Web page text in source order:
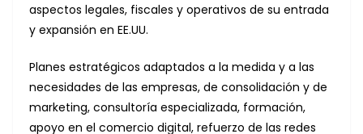
aspectos legales, fiscales y operativos de su entrada
y expansión en EE.UU.
Planes estratégicos adaptados a la medida y a las
necesidades de las empresas, de consolidación y de
marketing, consultoría especializada, formación,
apoyo en el comercio digital, refuerzo de las redes